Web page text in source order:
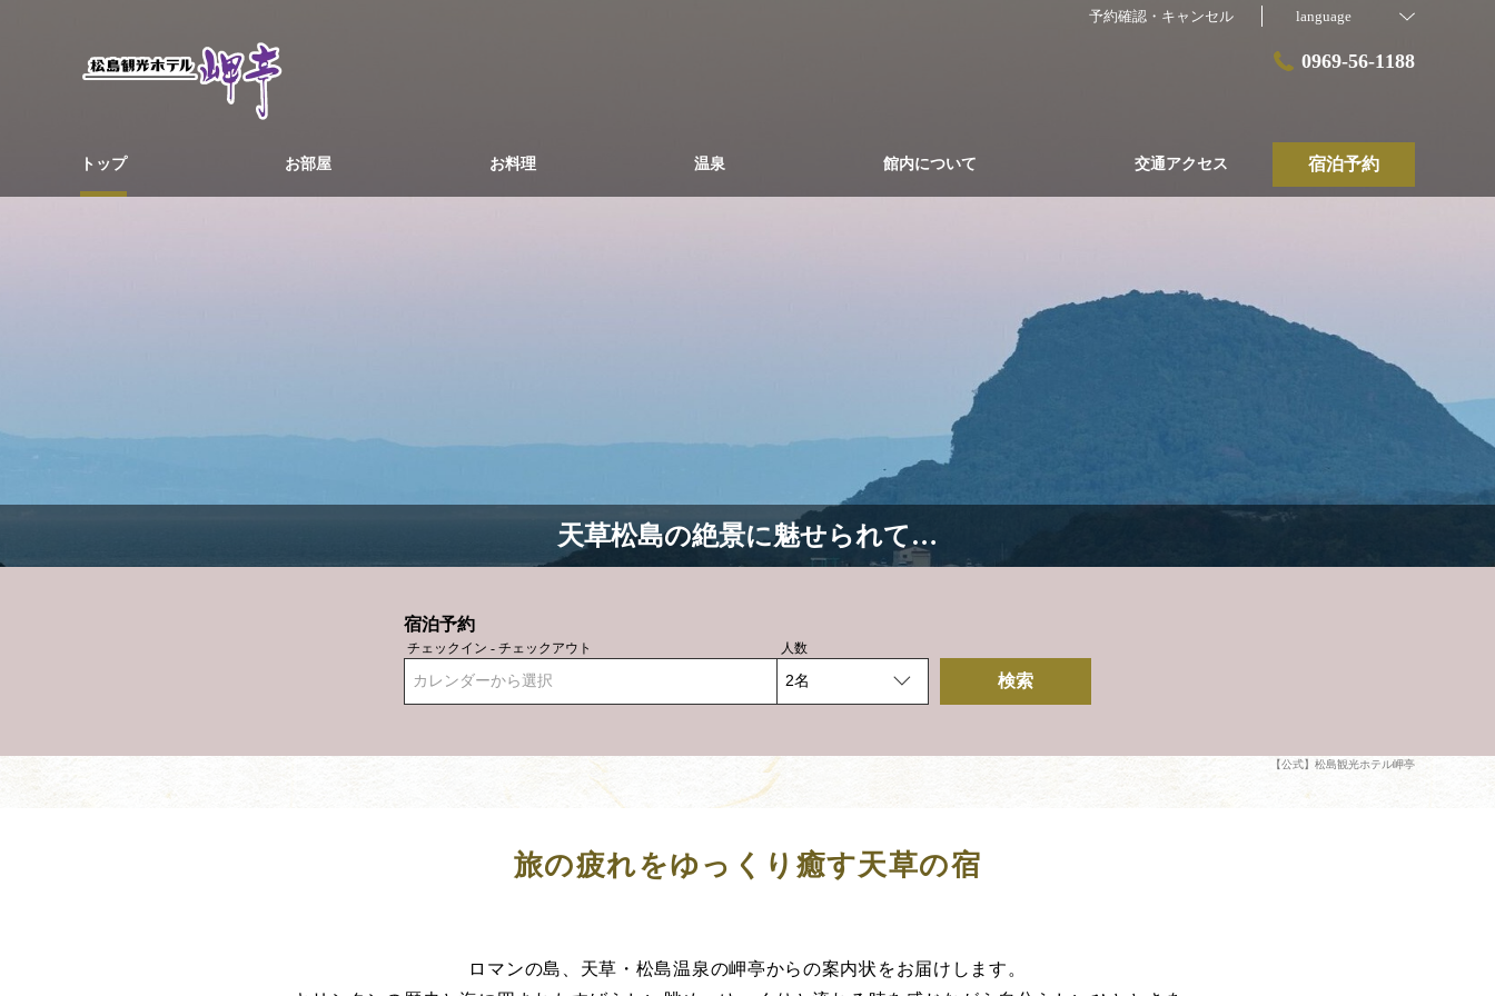
予約確認・キャンセル language
0969-56-1188
トップ お部屋 お料理 温泉 館内について 交通アクセス 宿泊予約
天草松島の絶景に魅せられて…
宿泊予約
チェックイン - チェックアウト
カレンダーから選択
人数
検索
【公式】松島観光ホテル岬亭
旅の疲れをゆっくり癒す天草の宿
ロマンの島、天草・松島温泉の岬亭からの案内状をお届けします。